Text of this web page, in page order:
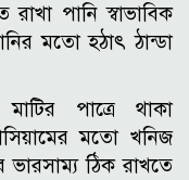
পানি স্বাভাবিক
মতো হঠাৎ ঠান্ডা
মাটির পাত্রে থাকা
মতো খনিজ
ভারসাম্য ঠিক রাখতে